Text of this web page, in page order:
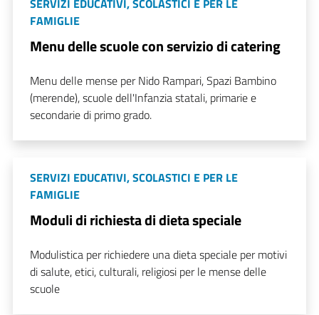
FAMIGLIE
Menu delle scuole con servizio di catering
Menu delle mense per Nido Rampari, Spazi Bambino
(merende), scuole dell'Infanzia statali, primarie e
secondarie di primo grado.
SERVIZI EDUCATIVI, SCOLASTICI E PER LE
FAMIGLIE
Moduli di richiesta di dieta speciale
Modulistica per richiedere una dieta speciale per motivi
di salute, etici, culturali, religiosi per le mense delle
scuole